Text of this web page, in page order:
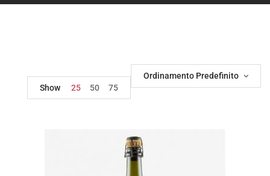
Ordinamento Predefinito
Show
25 50 75